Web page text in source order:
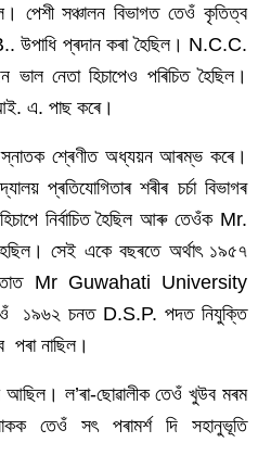
পেশী সঞ্চালন বিভাগত তেওঁ কৃতিত্ব
উপাধি প্ৰদান কৰা হৈছিল। N.C.C.
নেতা হিচাপেও পৰিচিত হৈছিল।
এ. পাছ কৰে।
স্নাতক শ্ৰেণীত অধ্যয়ন আৰম্ভ কৰে।
প্ৰতিযোগিতাৰ শৰীৰ চৰ্চা বিভাগৰ
নিৰ্বাচিত হৈছিল আৰু তেওঁক Mr.
সেই একে বছৰতে অৰ্থাৎ ১৯৫৭
Mr Guwahati University
১৯৬২ চনত D.S.P. পদত নিযুক্তি
পৰা নাছিল।
ল’ৰা-ছোৱালীক তেওঁ খুউব মৰম
তেওঁ সৎ পৰামৰ্শ দি সহানুভূতি